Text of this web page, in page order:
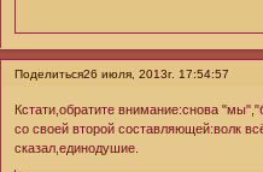
Поделиться26 июля, 2013г. 17:54:57
Кстати,обратите внимание:снова
со своей второй составляющей:волк
сказал,единодушие.